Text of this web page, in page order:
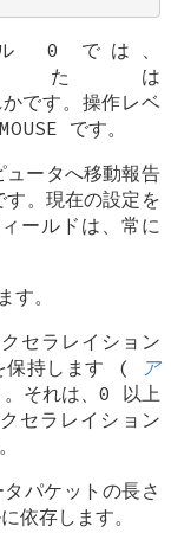
0 では、
は
です。操作レベ
です。
ータへ移動報告
。現在の設定を
ールドは、常に
。
セラレイション
保持します (
ア
それは、0 以上
セラレイション
パケットの長さ
依存します。